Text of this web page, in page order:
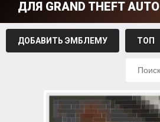
ДЛЯ GRAND THEFT AUTO
ДОБАВИТЬ ЭМБЛЕМУ ТОП